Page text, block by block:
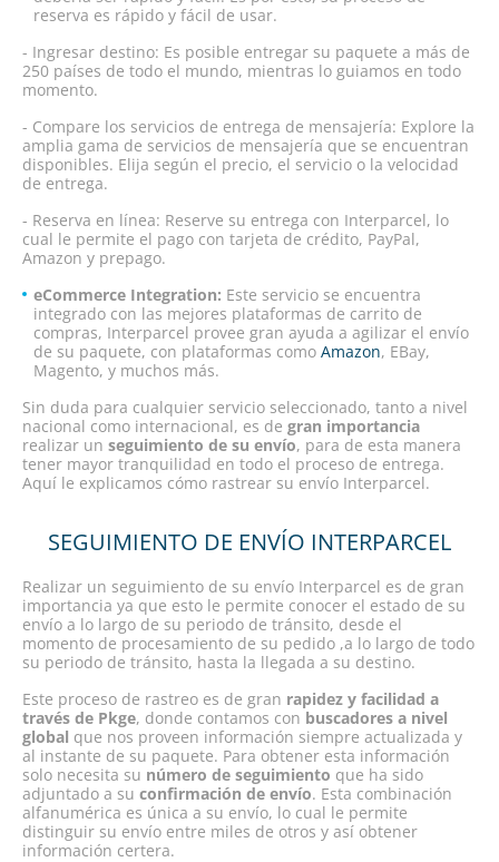
reserva es rápido y fácil de usar.
- Ingresar destino: Es posible entregar su paquete a más de
250 países de todo el mundo, mientras lo guiamos en todo
momento.
- Compare los servicios de entrega de mensajería: Explore la
amplia gama de servicios de mensajería que se encuentran
disponibles. Elija según el precio, el servicio o la velocidad
de entrega.
- Reserva en línea: Reserve su entrega con Interparcel, lo
cual le permite el pago con tarjeta de crédito, PayPal,
Amazon y prepago.
eCommerce Integration: Este servicio se encuentra
integrado con las mejores plataformas de carrito de
compras, Interparcel provee gran ayuda a agilizar el envío
de su paquete, con plataformas como Amazon, EBay,
Magento, y muchos más.
Sin duda para cualquier servicio seleccionado, tanto a nivel
nacional como internacional, es de gran importancia
realizar un seguimiento de su envío, para de esta manera
tener mayor tranquilidad en todo el proceso de entrega.
Aquí le explicamos cómo rastrear su envío Interparcel.
SEGUIMIENTO DE ENVÍO INTERPARCEL
Realizar un seguimiento de su envío Interparcel es de gran
importancia ya que esto le permite conocer el estado de su
envío a lo largo de su periodo de tránsito, desde el
momento de procesamiento de su pedido ,a lo largo de todo
su periodo de tránsito, hasta la llegada a su destino.
Este proceso de rastreo es de gran rapidez y facilidad a
través de Pkge, donde contamos con buscadores a nivel
global que nos proveen información siempre actualizada y
al instante de su paquete. Para obtener esta información
solo necesita su número de seguimiento que ha sido
adjuntado a su confirmación de envío. Esta combinación
alfanumérica es única a su envío, lo cual le permite
distinguir su envío entre miles de otros y así obtener
información certera.